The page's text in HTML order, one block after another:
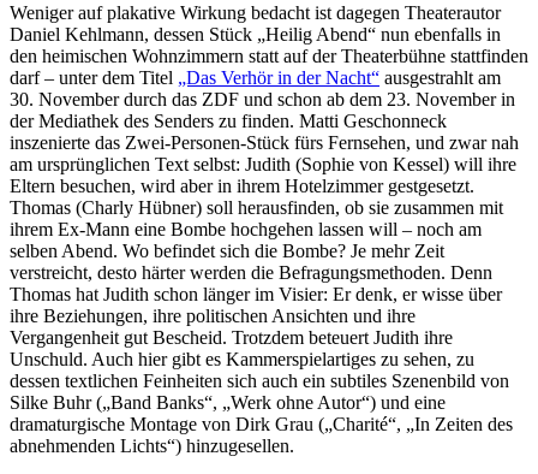
Weniger auf plakative Wirkung bedacht ist dagegen Theaterautor
Daniel Kehlmann, dessen Stück „Heilig Abend“ nun ebenfalls in
den heimischen Wohnzimmern statt auf der Theaterbühne stattfinden
darf – unter dem Titel „Das Verhör in der Nacht“ ausgestrahlt am
30. November durch das ZDF und schon ab dem 23. November in
der Mediathek des Senders zu finden. Matti Geschonneck
inszenierte das Zwei-Personen-Stück fürs Fernsehen, und zwar nah
am ursprünglichen Text selbst: Judith (Sophie von Kessel) will ihre
Eltern besuchen, wird aber in ihrem Hotelzimmer gestgesetzt.
Thomas (Charly Hübner) soll herausfinden, ob sie zusammen mit
ihrem Ex-Mann eine Bombe hochgehen lassen will – noch am
selben Abend. Wo befindet sich die Bombe? Je mehr Zeit
verstreicht, desto härter werden die Befragungsmethoden. Denn
Thomas hat Judith schon länger im Visier: Er denk, er wisse über
ihre Beziehungen, ihre politischen Ansichten und ihre
Vergangenheit gut Bescheid. Trotzdem beteuert Judith ihre
Unschuld. Auch hier gibt es Kammerspielartiges zu sehen, zu
dessen textlichen Feinheiten sich auch ein subtiles Szenenbild von
Silke Buhr („Band Banks“, „Werk ohne Autor“) und eine
dramaturgische Montage von Dirk Grau („Charité“, „In Zeiten des
abnehmenden Lichts“) hinzugesellen.